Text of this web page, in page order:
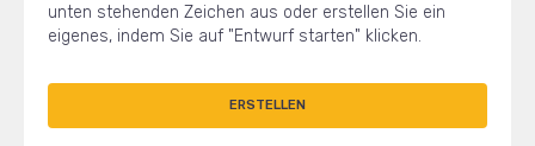
unten stehenden Zeichen aus oder erstellen Sie ein
eigenes, indem Sie auf "Entwurf starten" klicken.
ERSTELLEN